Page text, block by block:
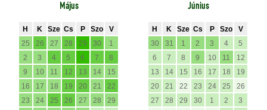
Május
H K Sze Cs P Szo
V
25
26 27 28 29 30
1
2
3 4 5 6 7
8
9
10 11 12 13 14
15
16
17 18 19 20 21
22
23
24 25 26 27 28
29
Június
H K Sze Cs P Szo
V
30
31 1 2 3 4
5
6
7 8 9 10 11
12
13
14 15 16 17 18
19
20
21 22 23 24 25
26
27
28 29 30 1 2
3